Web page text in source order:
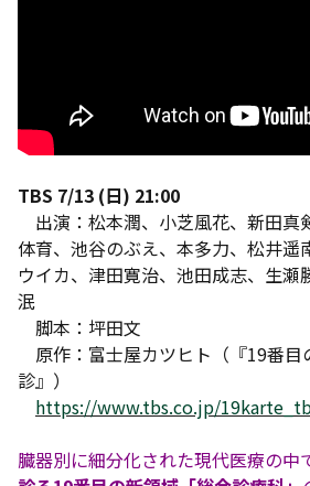
TBS 7/13 (日) 21:00
出演：松本潤、小芝風花、新田真
体育、池谷のぶえ、本多力、松井遥
ウイカ、津田寛治、池田成志、生瀬
泯
脚本：坪田文
原作：富士屋カツヒト（『19番目
診』）
https://www.tbs.co.jp/
臓器別に細分化された現代医療の中